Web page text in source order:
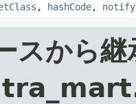
, hashCode, notify
スから